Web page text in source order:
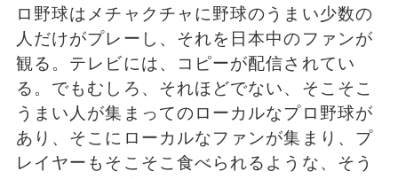
ロ野球はメチャクチャに野球のうまい少数の
人だけがプレーし、それを日本中のファンが
観る。テレビには、コピーが配信されてい
る。でもむしろ、それほどでない、そこそこ
うまい人が集まってのローカルなプロ野球が
あり、そこにローカルなファンが集まり、プ
レイヤーもそこそこ食べられるような、そう